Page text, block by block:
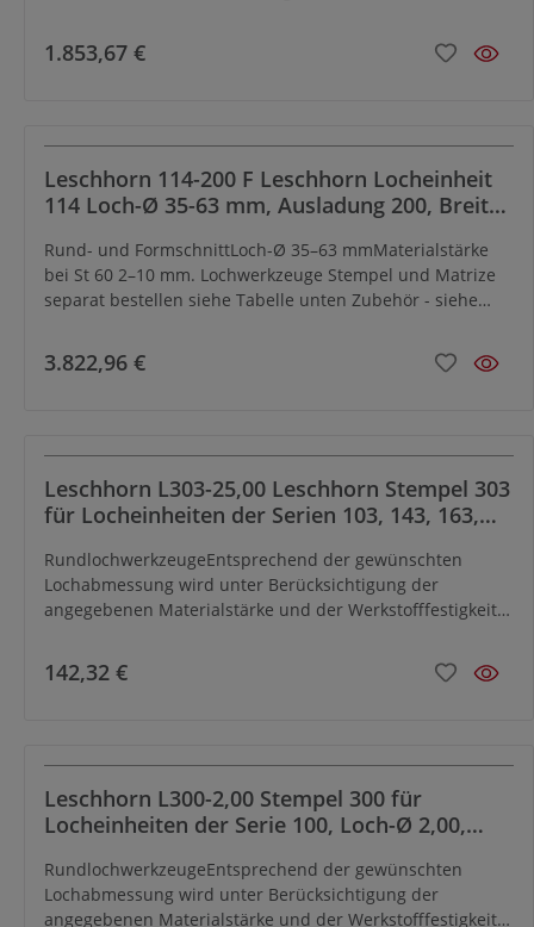
Lochwerkzeuge (Stempel und Matrize) separat
bestellensiehe Tabelle unten Zubehör - siehe Kapitel
1.853,67 €
Leschhorn 114-200 F Leschhorn Locheinheit
114 Loch-Ø 35-63 mm, Ausladung 200, Breite
Rund- und FormschnittLoch-Ø 35–63 mmMaterialstärke
bei St 60 2–10 mm. Lochwerkzeuge Stempel und Matrize
separat bestellen siehe Tabelle unten Zubehör - siehe
3.822,96 €
Leschhorn L303-25,00 Leschhorn Stempel 303
für Locheinheiten der Serien 103, 143, 163,
RundlochwerkzeugeEntsprechend der gewünschten
Lochabmessung wird unter Berücksichtigung der
angegebenen Materialstärke und der Werkstofffestigkeit
Schneidspiel versehen.Mit Hilfe von Reduzierhülsen und -
buchsen können bei einem Teil derLocheinheiten kleinere
eines Formschnitt-Umrüstsatzes leicht und schnell in
Locheinheiten zum Einsatzmit
Formlochwerkzeugenumgerüstet werden.
142,32 €
Leschhorn L300-2,00 Stempel 300 für
Locheinheiten der Serie 100, Loch-Ø 2,00,
RundlochwerkzeugeEntsprechend der gewünschten
Lochabmessung wird unter Berücksichtigung der
angegebenen Materialstärke und der Werkstofffestigkeit